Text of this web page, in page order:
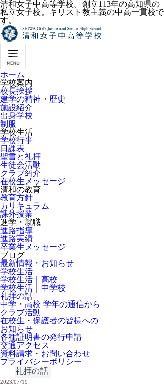
清和女子中高等学校。創立113年の高知県の
私立女子校。キリスト教主義の中高一貫校で
す。
ホーム
学校案内
校長挨拶
建学の精神・歴史
施設紹介
出身学校
制服
学校生活
学校行事
日課表
聖書と礼拝
生徒会活動
クラブ紹介
在校生メッセージ
清和の教育
教育方針
カリキュラム
課外授業
進学・就職
進路指導
進路実績
卒業生メッセージ
ブログ
最新情報・お知らせ
学校生活
学校生活｜高校
学校生活｜中学校
礼拝の話
中学・高校 学年の通信から
クラブ活動
在校生・保護者の皆様への
お知らせ
各種証明書の発行申請
交通アクセス
資料請求・お問い合わせ
プライバシーポリシー
礼拝の話
2023/07/19